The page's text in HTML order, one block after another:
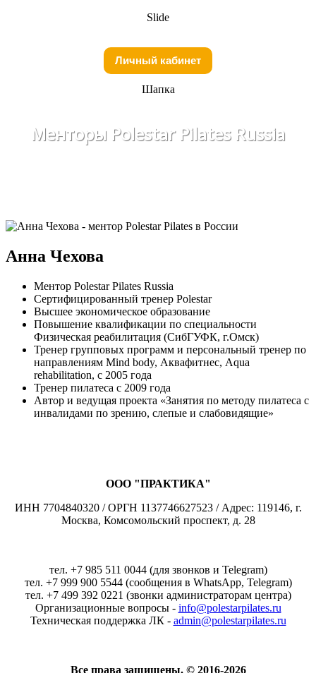
Slide
Личный кабинет
Шапка
Менторы Polestar Pilates Russia
Анна Чехова
Ментор Polestar Pilates Russia
Сертифицированный тренер Polestar
Высшее экономическое образование
Повышение квалификации по специальности
Физическая реабилитация (СибГУФК, г.Омск)
Тренер групповых программ и персональный тренер по
направлениям Mind body, Аквафитнес, Aqua
rehabilitation, с 2005 года
Тренер пилатеса с 2009 года
Автор и ведущая проекта «Занятия по методу пилатеса с
инвалидами по зрению, слепые и слабовидящие»
ООО "ПРАКТИКА"
ИНН 7704840320 / ОРГН 1137746627523 / Адрес: 119146, г.
Москва, Комсомольский проспект, д. 28
тел. +7 985 511 0044 (для звонков и Telegram)
тел. +7 999 900 5544 (сообщения в WhatsApp, Telegram)
тел. +7 499 392 0221 (звонки администраторам центра)
Организационные вопросы - info@polestarpilates.ru
Техническая поддержка ЛК - admin@polestarpilates.ru
Все права защищены. © 2016-2026